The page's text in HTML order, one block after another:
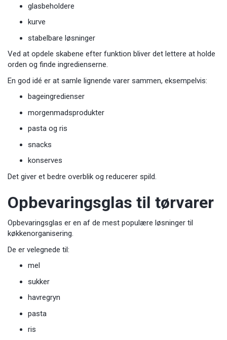
glasbeholdere
kurve
stabelbare løsninger
Ved at opdele skabene efter funktion bliver det lettere at holde
orden og finde ingredienserne.
En god idé er at samle lignende varer sammen, eksempelvis:
bageingredienser
morgenmadsprodukter
pasta og ris
snacks
konserves
Det giver et bedre overblik og reducerer spild.
Opbevaringsglas til tørvarer
Opbevaringsglas er en af de mest populære løsninger til
køkkenorganisering.
De er velegnede til:
mel
sukker
havregryn
pasta
ris